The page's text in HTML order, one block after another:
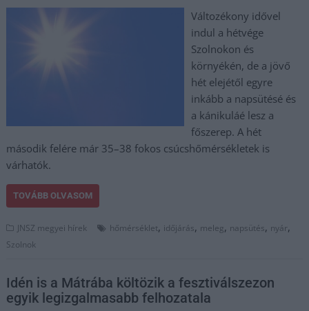
Változékony idővel
indul a hétvége
Szolnokon és
környékén, de a jövő
hét elejétől egyre
inkább a napsütésé és
a kánikuláé lesz a
főszerep. A hét
második felére már 35–38 fokos csúcshőmérsékletek is
várhatók.
TOVÁBB OLVASOM
JNSZ megyei hírek hőmérséklet, időjárás, meleg, napsütés, nyár,
Szolnok
Idén is a Mátrába költözik a fesztiválszezon
egyik legizgalmasabb felhozatala